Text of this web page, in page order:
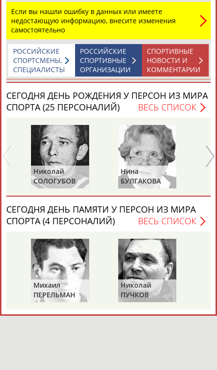
Вопросы сотрудничества и совместной деятельностиinform@infosport.ru
© Стадион, 1998-2026
Разработка и поддержка ООО НАИТ «Стадион»
Адресов в новостной рассылке: 996
Подпишись
Если вы нашли ошибку в данных или имеете
недостающую информацию, внесите изменения
самостоятельно
СПОРТИВНЫЕ
НОВОСТИ И
КОММЕНТАРИИ
РОССИЙСКИЕ
СПОРТИВНЫЕ
ОРГАНИЗАЦИИ
РОССИЙСКИЕ
СПОРТСМЕНЫ,
СПЕЦИАЛИСТЫ
СЕГОДНЯ ДЕНЬ РОЖДЕНИЯ У ПЕРСОН ИЗ МИРА
СПОРТА (25 ПЕРСОНАЛИЙ)
ВЕСЬ СПИСОК
Николай
СОЛОГУБОВ
Нина
БУЛГАКОВА
СЕГОДНЯ ДЕНЬ ПАМЯТИ У ПЕРСОН ИЗ МИРА
СПОРТА (4 ПЕРСОНАЛИЙ)
ВЕСЬ СПИСОК
Михаил
ПЕРЕЛЬМАН
(ПЕРЛЬМАН)
Николай
ПУЧКОВ